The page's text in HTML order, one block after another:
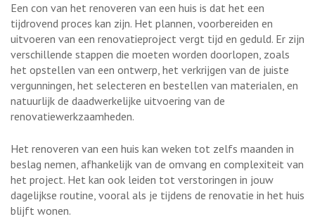
Een con van het renoveren van een huis is dat het een
tijdrovend proces kan zijn. Het plannen, voorbereiden en
uitvoeren van een renovatieproject vergt tijd en geduld. Er zijn
verschillende stappen die moeten worden doorlopen, zoals
het opstellen van een ontwerp, het verkrijgen van de juiste
vergunningen, het selecteren en bestellen van materialen, en
natuurlijk de daadwerkelijke uitvoering van de
renovatiewerkzaamheden.
Het renoveren van een huis kan weken tot zelfs maanden in
beslag nemen, afhankelijk van de omvang en complexiteit van
het project. Het kan ook leiden tot verstoringen in jouw
dagelijkse routine, vooral als je tijdens de renovatie in het huis
blijft wonen.